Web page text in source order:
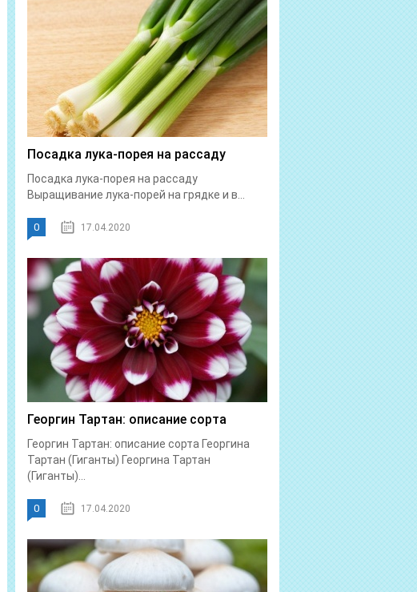
Посадка лука-порея на рассаду
Посадка лука-порея на рассаду
Выращивание лука-порей на грядке и в...
0 17.04.2020
Георгин Тартан: описание сорта
Георгин Тартан: описание сорта Георгина
Тартан (Гиганты) Георгина Тартан
(Гиганты)...
0 17.04.2020